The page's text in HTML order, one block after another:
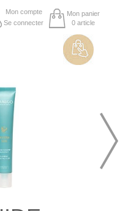
Mon compte
Se connecter
Mon panier
0 article